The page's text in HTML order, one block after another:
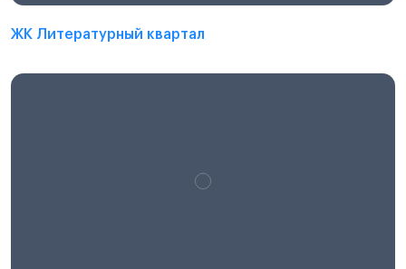
ЖК Литературный квартал